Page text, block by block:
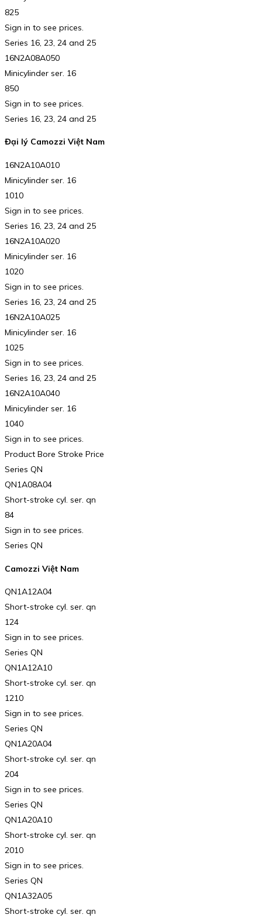
825
Sign in to see prices.
Series 16, 23, 24 and 25
16N2A08A050
Minicylinder ser. 16
850
Sign in to see prices.
Series 16, 23, 24 and 25
Đại lý Camozzi Việt Nam
16N2A10A010
Minicylinder ser. 16
1010
Sign in to see prices.
Series 16, 23, 24 and 25
16N2A10A020
Minicylinder ser. 16
1020
Sign in to see prices.
Series 16, 23, 24 and 25
16N2A10A025
Minicylinder ser. 16
1025
Sign in to see prices.
Series 16, 23, 24 and 25
16N2A10A040
Minicylinder ser. 16
1040
Sign in to see prices.
Product Bore Stroke Price
Series QN
QN1A08A04
Short-stroke cyl. ser. qn
84
Sign in to see prices.
Series QN
Camozzi Việt Nam
QN1A12A04
Short-stroke cyl. ser. qn
124
Sign in to see prices.
Series QN
QN1A12A10
Short-stroke cyl. ser. qn
1210
Sign in to see prices.
Series QN
QN1A20A04
Short-stroke cyl. ser. qn
204
Sign in to see prices.
Series QN
QN1A20A10
Short-stroke cyl. ser. qn
2010
Sign in to see prices.
Series QN
QN1A32A05
Short-stroke cyl. ser. qn